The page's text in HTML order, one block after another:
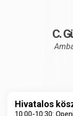
C.
Hivatalos
10:00-10:30: